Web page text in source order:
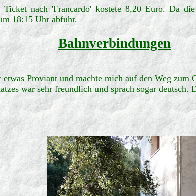
nach 'Francardo' kostete 8,20 Euro. Da
18:15 Uhr abfuhr.
Bahnverbindungen
Proviant und machte mich auf den Weg
war sehr freundlich und sprach sogar